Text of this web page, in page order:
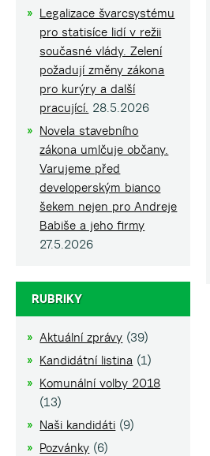
Legalizace švarcsystému
pro statisíce lidí v režii
současné vlády. Zelení
požadují změny zákona
pro kurýry a další
pracující. 28.5.2026
Novela stavebního
zákona umlčuje občany.
Varujeme před
developerským bianco
šekem nejen pro Andreje
Babiše a jeho firmy
27.5.2026
RUBRIKY
Aktuální zprávy (39)
Kandidátní listina (1)
Komunální volby 2018
(13)
Naši kandidáti (9)
Pozvánky (6)